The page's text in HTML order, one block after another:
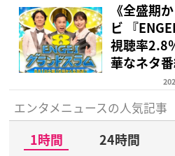
《全盛期
ビ 『
視聴率2.8
華なネタ
エンタメニュースの人気記事
1時間 24時間